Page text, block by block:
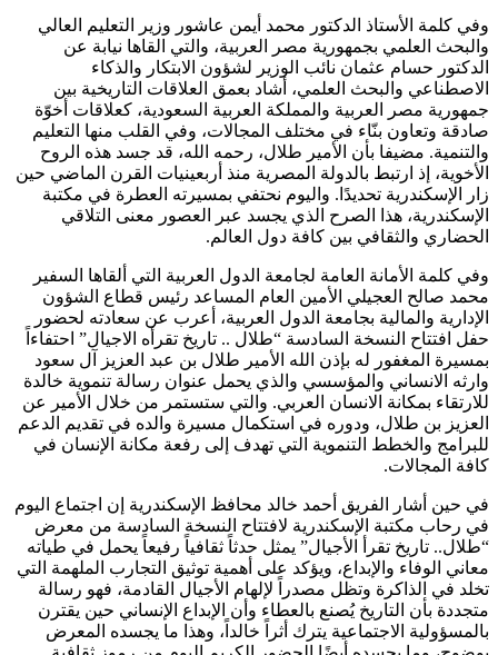
وفي كلمة الأستاذ الدكتور محمد أيمن عاشور وزير التعليم العالي
والبحث العلمي بجمهورية مصر العربية، والتي القاها نيابة عن
الدكتور حسام عثمان نائب الوزير لشؤون الابتكار والذكاء
الاصطناعي والبحث العلمي، أشاد بعمق العلاقات التاريخية بين
جمهورية مصر العربية والمملكة العربية السعودية، كعلاقات أخوّة
صادقة وتعاون بنّاء في مختلف المجالات، وفي القلب منها التعليم
والتنمية. مضيفا بأن الأمير طلال، رحمه الله، قد جسد هذه الروح
الأخوية، إذ ارتبط بالدولة المصرية منذ أربعينيات القرن الماضي حين
زار الإسكندرية تحديدًا. واليوم نحتفي بمسيرته العطرة في مكتبة
الإسكندرية، هذا الصرح الذي يجسد عبر العصور معنى التلاقي
الحضاري والثقافي بين كافة دول العالم.
وفي كلمة الأمانة العامة لجامعة الدول العربية التي ألقاها السفير
محمد صالح العجيلي الأمين العام المساعد رئيس قطاع الشؤون
الإدارية والمالية بجامعة الدول العربية، أعرب عن سعادته لحضور
حفل افتتاح النسخة السادسة “طلال .. تاريخ تقرأه الاجيال” احتفاءاً
بمسيرة المغفور له بإذن الله الأمير طلال بن عبد العزيز آل سعود
وارثه الانساني والمؤسسي والذي يحمل عنوان رسالة تنموية خالدة
للارتقاء بمكانة الانسان العربي. والتي ستستمر من خلال الأمير عن
العزيز بن طلال، ودوره في استكمال مسيرة والده في تقديم الدعم
للبرامج والخطط التنموية التي تهدف إلى رفعة مكانة الإنسان في
كافة المجالات.
في حين أشار الفريق أحمد خالد محافظ الإسكندرية إن اجتماع اليوم
في رحاب مكتبة الإسكندرية لافتتاح النسخة السادسة من معرض
“طلال.. تاريخ تقرأ الأجيال” يمثل حدثاً ثقافياً رفيعاً يحمل في طياته
معاني الوفاء والإبداع، ويؤكد على أهمية توثيق التجارب الملهمة التي
تخلد في الذاكرة وتظل مصدراً لإلهام الأجيال القادمة، فهو رسالة
متجددة بأن التاريخ يُصنع بالعطاء وأن الإبداع الإنساني حين يقترن
بالمسؤولية الاجتماعية يترك أثراً خالداً، وهذا ما يجسده المعرض